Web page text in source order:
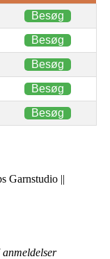
Besøg
Besøg
Besøg
Besøg
Besøg
Garnstudio ||
anmeldelser